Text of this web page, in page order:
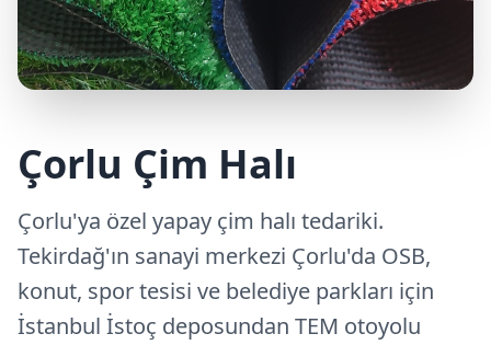
Çorlu Çim Halı
Çorlu'ya özel yapay çim halı tedariki.
Tekirdağ'ın sanayi merkezi Çorlu'da OSB,
konut, spor tesisi ve belediye parkları için
İstanbul İstoç deposundan TEM otoyolu